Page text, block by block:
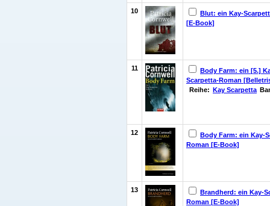
10
Blut: ein Kay-
[E-Book]
11
Body Farm: ein [5.]
Scarpetta-Roman
Reihe: Kay Scarpetta
12
Body Farm: ein Kay-
Roman [E-Book]
13
Brandherd: ein Kay-
Roman [E-Book]